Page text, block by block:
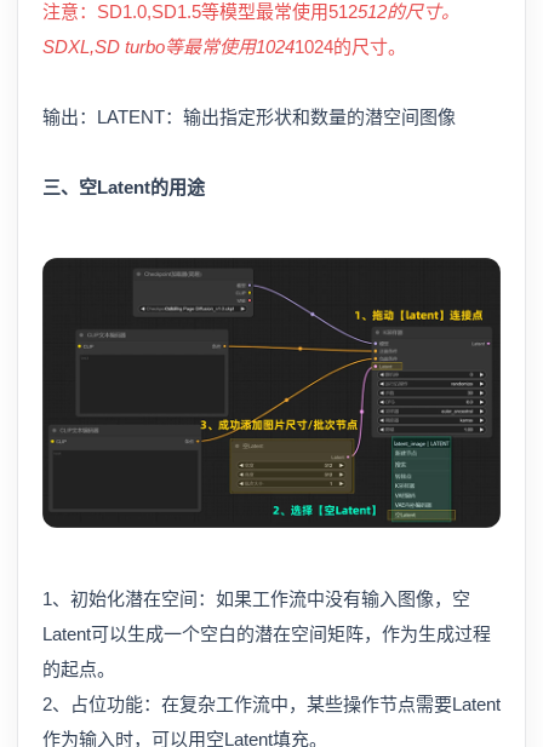
注意：SD1.0,SD1.5等模型最常使用512512的尺寸。
SDXL,SD turbo等最常使用10241024的尺寸。
输出：LATENT：输出指定形状和数量的潜空间图像
三、空Latent的用途
1、初始化潜在空间：如果工作流中没有输入图像，空
Latent可以生成一个空白的潜在空间矩阵，作为生成过程
的起点。
2、占位功能：在复杂工作流中，某些操作节点需要Latent
作为输入时，可以用空Latent填充。